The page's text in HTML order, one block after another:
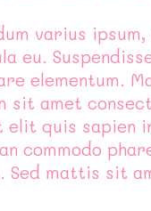
varius
eu.
elementum.
sit amet
elit quis sapien
commodo
Sed mattis sit